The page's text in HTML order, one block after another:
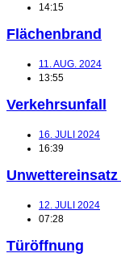
14:15
Flächenbrand
11. AUG. 2024
13:55
Verkehrsunfall
16. JULI 2024
16:39
12. JULI 2024
07:28
Türöffnung